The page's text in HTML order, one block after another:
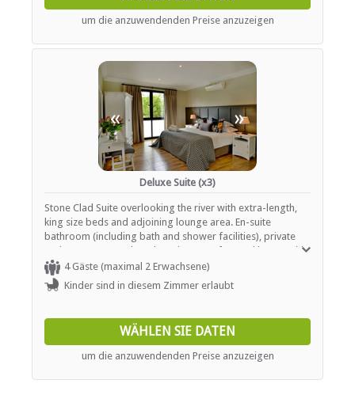
Audio-visuelle Ausrüstung
Koordinator (inhouse)
Tanzfläche
Dekorieren
Behindertengerecht ausgestattet
Ausstellungsfläche
Gazebo
Internetverbindung (drahtlos)
Standardkonf. Ausrüstung
Teambuilding-Einrichtungen
Rollstuhl freundlich
ESSEN UND TRINKEN
Restaurant / Esszimmer
INTERNET
um die anzuwendenden Preise anzuzeigen
« »
Deluxe Suite (x3)
Stone Clad Suite overlooking the river with extra-length,
king size beds and adjoining lounge area. En-suite
bathroom (including bath and shower facilities), private
patio, smart TV and work station. Comfort and luxury with
a sense of timeless tranquility.
4 Gäste (maximal 2 Erwachsene)
Kinder sind in diesem Zimmer erlaubt
WÄHLEN SIE DATEN
um die anzuwendenden Preise anzuzeigen